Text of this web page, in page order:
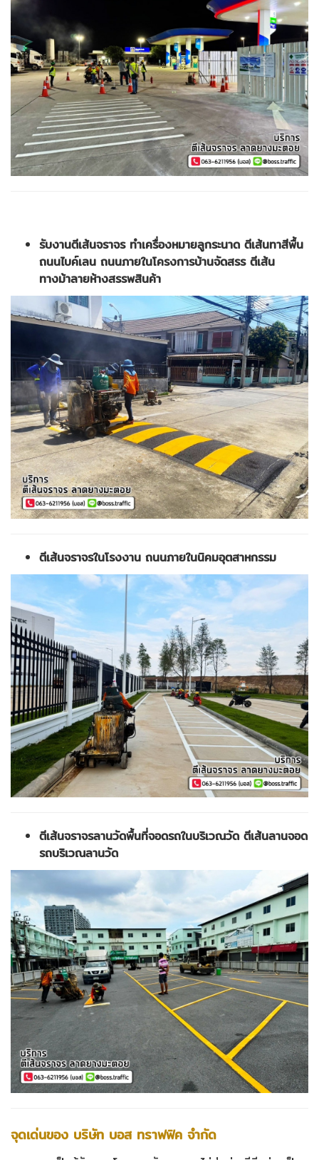
รับงานตีเส้นจราจร ทำเครื่องหมายลูกระนาด ตีเส้นทาสีพื้น
ถนนไบค์เลน ถนนภายในโครงการบ้านจัดสรร ตีเส้น
ทางม้าลายห้างสรรพสินค้า
ตีเส้นจราจรในโรงงาน ถนนภายในนิคมอุตสาหกรรม
ตีเส้นจราจรลานวัดพื้นที่จอดรถในบริเวณวัด ตีเส้นลานจอด
รถบริเวณลานวัด
จุดเด่นของ บริษัท บอส ทราฟฟิค จำกัด